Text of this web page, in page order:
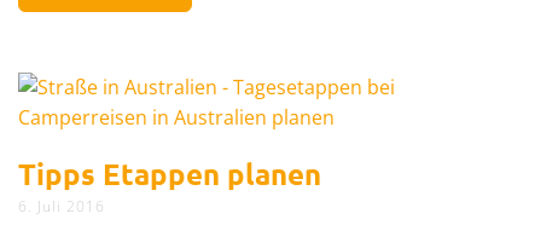
Tipps Etappen planen
6. Juli 2016